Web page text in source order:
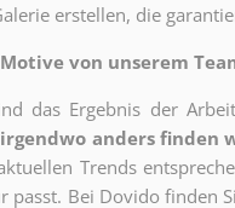
erstellen, die
von unserem
das Ergebnis der
anders finden
Trends
passt. Bei Dovido finden